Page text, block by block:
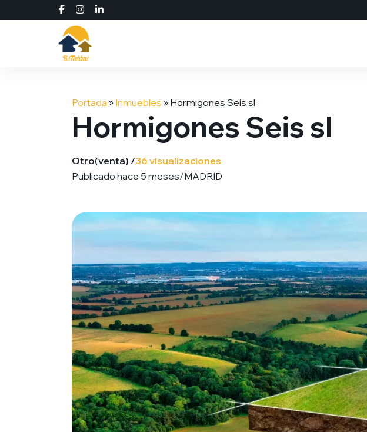
Portada » Inmuebles » Hormigones Seis sl
Hormigones Seis sl
Otro(venta) /36 visualizaciones
Publicado hace 5 meses/MADRID